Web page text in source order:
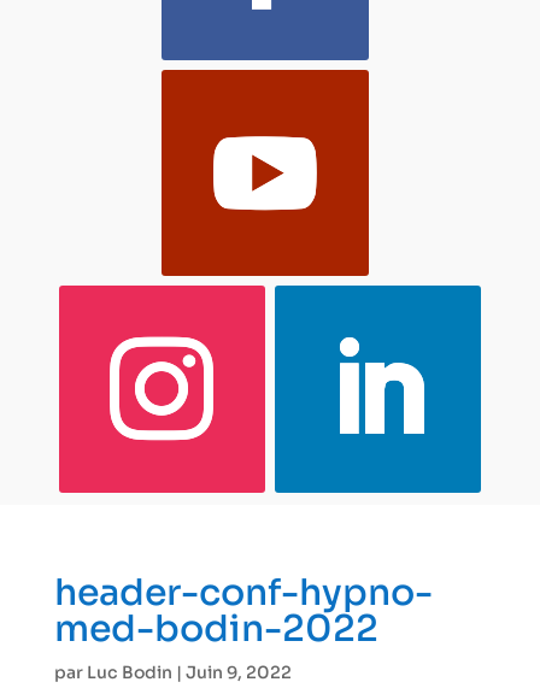
header-conf-hypno-
med-bodin-2022
par Luc Bodin | Juin 9, 2022